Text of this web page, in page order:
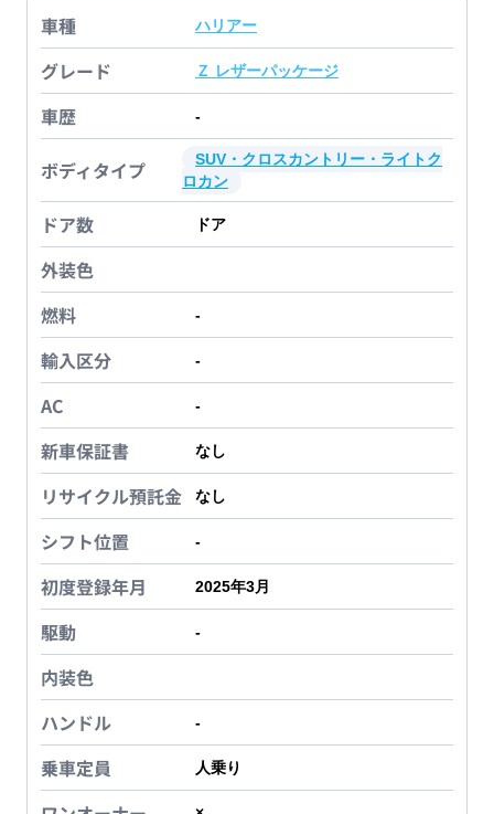
車種 ハリアー
グレード Ｚ レザーパッケージ
車歴 -
ボディタイプ
SUV・クロスカントリー・ライトク
ロカン
ドア数 ドア
外装色
燃料
-
輸入区分 -
AC -
新車保証書 なし
リサイクル預託金 なし
シフト位置 -
初度登録年月 2025年3月
駆動 -
内装色
ハンドル
-
乗車定員 人乗り